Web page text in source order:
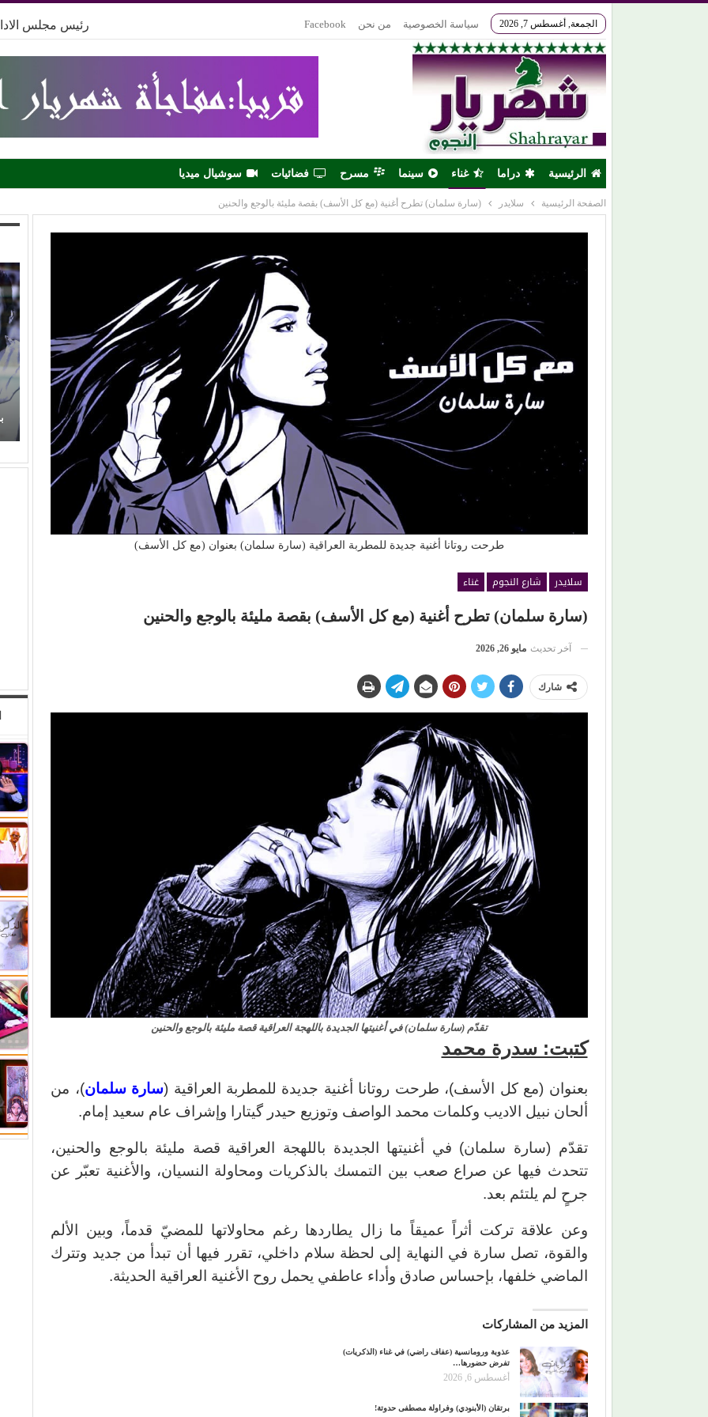
الجمعة, أغسطس 7, 2026 سياسة الخصوصية من نحن Facebook رئيس مجلس
الرئيسية دراما غناء سينما مسرح فضائيات سوشيال ميديا
الصفحة الرئيسية سلايدر (سارة سلمان) تطرح أغنية (مع كل الأسف) بقصة مليئة بالوجع والحنين
طرحت روتانا أغنية جديدة للمطربة العراقية (سارة سلمان) بعنوان (مع كل الأسف)
سلايدر شارع النجوم
غناء
(سارة سلمان) تطرح أغنية (مع كل الأسف) بقصة مليئة بالوجع والحنين
آخر تحديث مايو 26, 2026
شارك
تقدّم (سارة سلمان) في أغنيتها الجديدة باللهجة العراقية قصة مليئة بالوجع والحنين
كتبت: سدرة محمد
بعنوان (مع كل الأسف)، طرحت روتانا أغنية جديدة للمطربة العراقية (سارة سلمان)، من
ألحان نبيل الاديب وكلمات محمد الواصف وتوزيع حيدر گيتارا وإشراف عام سعيد إمام.
تقدّم (سارة سلمان) في أغنيتها الجديدة باللهجة العراقية قصة مليئة بالوجع والحنين،
تتحدث فيها عن صراع صعب بين التمسك بالذكريات ومحاولة النسيان، والأغنية تعبّر عن
جرحٍ لم يلتئم بعد.
وعن علاقة تركت أثراً عميقاً ما زال يطاردها رغم محاولاتها للمضيّ قدماً، وبين الألم
والقوة، تصل سارة في النهاية إلى لحظة سلام داخلي، تقرر فيها أن تبدأ من جديد وتترك
الماضي خلفها، بإحساس صادق وأداء عاطفي يحمل روح الأغنية العراقية الحديثة.
المزيد من المشاركات
عذوبة ورومانسية (عفاف راضي) في غناء (الذكريات)
تفرض حضورها…
أغسطس 6, 2026
برتقان (الأبنودي) وفراولة مصطفى حدوتة!
عذوبة ورومانسية (عفاف راضي) في غناء (الذكريات)
تفرض حضورها الراقي من جديد
برتقان (الأبنودي) وفراولة مصطفى حدوتة!